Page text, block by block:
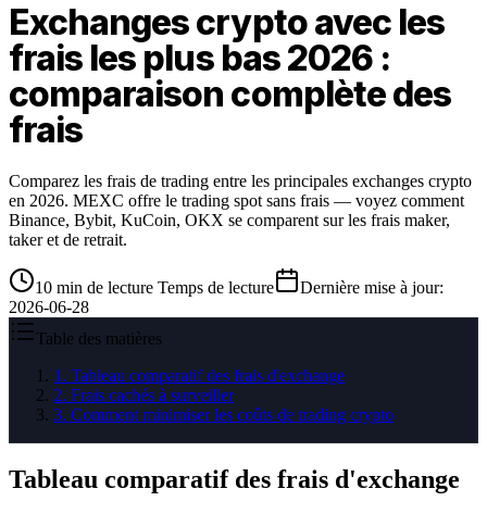
Exchanges crypto avec les
frais les plus bas 2026 :
comparaison complète des
frais
Comparez les frais de trading entre les principales exchanges crypto
en 2026. MEXC offre le trading spot sans frais — voyez comment
Binance, Bybit, KuCoin, OKX se comparent sur les frais maker,
taker et de retrait.
10 min de lecture Temps de lecture Dernière mise à jour:
2026-06-28
Table des matières
1 . Tableau comparatif des frais d'exchange
2. Frais cachés à surveiller
3. Comment minimiser les coûts de trading crypto
Tableau comparatif des frais d'exchange